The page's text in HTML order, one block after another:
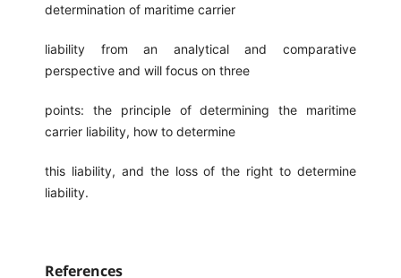
determination of maritime carrier
liability from an analytical and comparative
perspective and will focus on three
points: the principle of determining the maritime
carrier liability, how to determine
this liability, and the loss of the right to determine
liability.
References